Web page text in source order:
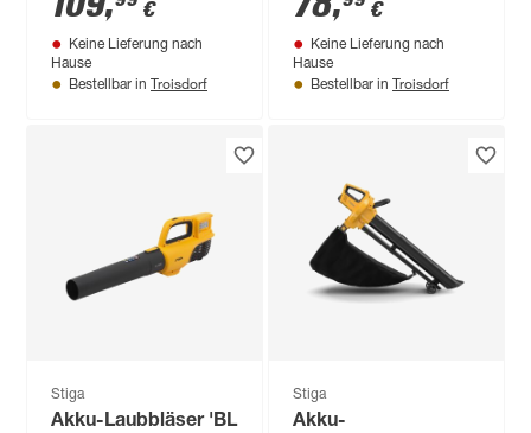
€
Keine Lieferung nach
Hause
Bestellbar in Troisdorf
€
Keine Lieferung nach
Hause
Bestellbar in Troisdorf
Stiga
Akku-Laubbläser 'BL
Stiga
Akku-